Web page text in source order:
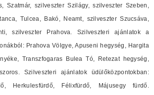
Szatmár, szilveszter Szilágy, szilveszter Szeben,
Tulcea, Bakó, Neamt, szilveszter Szucsáva,
szilveszter Prahova. Szilveszteri ajánlatok a
Prahova Völgye, Apuseni hegység, Hargita
Transzfogaras Bulea Tó, Retezat hegység,
Szilveszteri ajánlatok üdülőközpontokban:
Herkulesfürdő, Félixfürdő, Májusegy fürdő.